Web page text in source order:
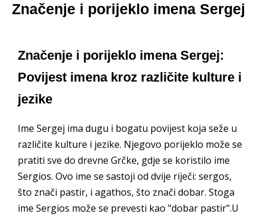
Značenje i porijeklo imena Sergej
Značenje i porijeklo imena Sergej:
Povijest imena kroz različite kulture i
jezike
Ime Sergej ima dugu i bogatu povijest koja seže u
različite kulture i jezike. Njegovo porijeklo može se
pratiti sve do drevne Grčke, gdje se koristilo ime
Sergios. Ovo ime se sastoji od dvije riječi: sergos,
što znači pastir, i agathos, što znači dobar. Stoga
ime Sergios može se prevesti kao "dobar pastir".U